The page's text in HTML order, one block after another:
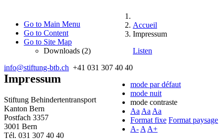
Go to Main Menu
Go to Content
Go to Site Map
Downloads (2)
info@stiftung-btb.ch +41 031 307 40 40
mode par défaut
mode nuit
mode contraste
Aa Aa Aa
Format fixe Format paysage
A- A A+
Accueil
Impressum
Listen
Impressum
Stiftung Behindertentransport
Kanton Bern
Postfach 3357
3001 Bern
Tél. 031 307 40 40